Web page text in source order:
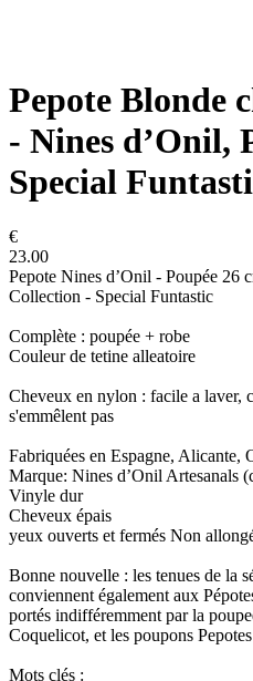
Pepote Blonde
- Nines d’Onil,
Special
€
23.00
Pepote Nines d’Onil - Poupée 26
Collection - Special Funtastic
Complète : poupée + robe
Couleur de tetine alleatoire
Cheveux en nylon : facile a laver,
s'emmêlent pas
Fabriquées en Espagne, Alicante,
Marque: Nines d’Onil Artesanals
Vinyle dur
Cheveux épais
yeux ouverts et fermés Non
Bonne nouvelle : les tenues de la
conviennent également aux
portés indifféremment par la
Coquelicot, et les poupons
Mots clés :